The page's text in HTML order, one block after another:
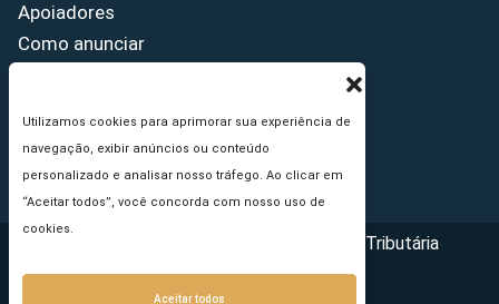
Utilizamos cookies para aprimorar sua experiência de
navegação, exibir anúncios ou conteúdo
personalizado e analisar nosso tráfego. Ao clicar em
“Aceitar todos”, você concorda com nosso uso de
cookies.
Aceitar todos
Apoiadores
Como anunciar
Princípios Editoriais
Copyright © 2026 - Portal da Reforma Tributária